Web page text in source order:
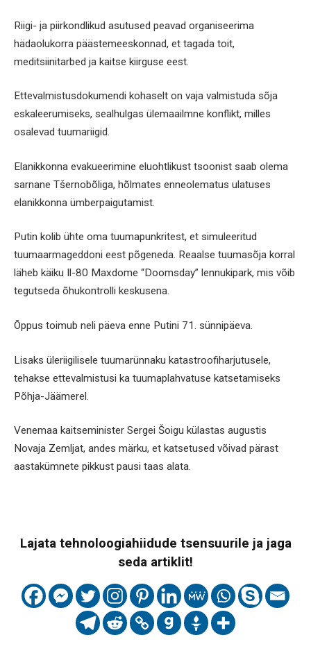
Riigi- ja piirkondlikud asutused peavad organiseerima
hädaolukorra päästemeeskonnad, et tagada toit,
meditsiinitarbed ja kaitse kiirguse eest.
Ettevalmistusdokumendi kohaselt on vaja valmistuda sõja
eskaleerumiseks, sealhulgas ülemaailmne konflikt, milles
osalevad tuumariigid.
Elanikkonna evakueerimine eluohtlikust tsoonist saab olema
sarnane Tšernobõliga, hõlmates enneolematus ulatuses
elanikkonna ümberpaigutamist.
Putin kolib ühte oma tuumapunkritest, et simuleeritud
tuumaarmageddoni eest põgeneda. Reaalse tuumasõja korral
läheb käiku Il-80 Maxdome “Doomsday” lennukipark, mis võib
tegutseda õhukontrolli keskusena.
Õppus toimub neli päeva enne Putini 71. sünnipäeva.
Lisaks üleriigilisele tuumarünnaku katastroofiharjutusele,
tehakse ettevalmistusi ka tuumaplahvatuse katsetamiseks
Põhja-Jäämerel.
Venemaa kaitseminister Sergei Šoigu külastas augustis
Novaja Zemljat, andes märku, et katsetused võivad pärast
aastakümnete pikkust pausi taas alata.
Lajata tehnoloogiahiidude tsensuurile ja jaga
seda artiklit!